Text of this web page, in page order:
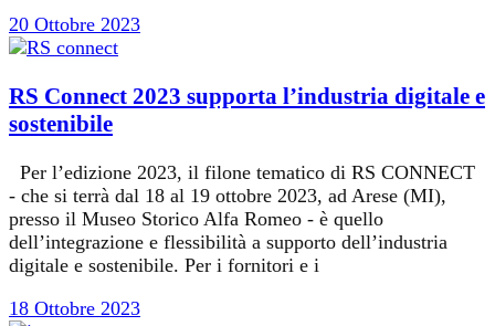
20 Ottobre 2023
RS Connect 2023 supporta l’industria digitale e
sostenibile
Per l’edizione 2023, il filone tematico di RS CONNECT
- che si terrà dal 18 al 19 ottobre 2023, ad Arese (MI),
presso il Museo Storico Alfa Romeo - è quello
dell’integrazione e flessibilità a supporto dell’industria
digitale e sostenibile. Per i fornitori e i
18 Ottobre 2023